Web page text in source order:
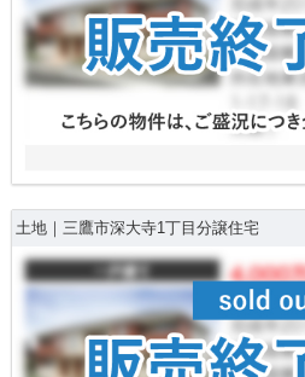
土地｜三鷹市深大寺1丁目分譲住宅